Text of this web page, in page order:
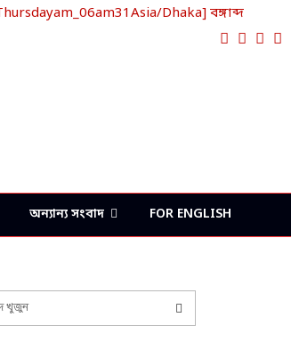
Dhaka] বঙ্গাব্দ
অন্যান্য সংবাদ FOR ENGLISH